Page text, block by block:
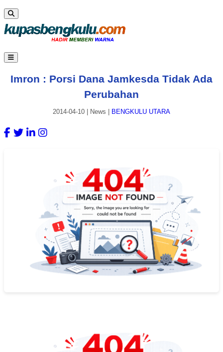
Imron : Porsi Dana Jamkesda Tidak Ada
Perubahan
2014-04-10 News BENGKULU UTARA